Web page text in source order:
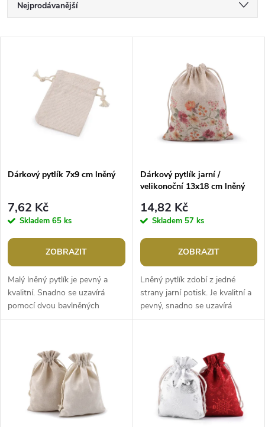
Ř
a
p
r
o
d
u
Nejprodávanější
Abecedně
s
p
r
o
d
u
Dárkový pytlík 7x9 cm lněný
7,62 Kč
Skladem 65 ks
ZOBRAZIT
Malý lněný pytlík je pevný a
kvalitní. Snadno se uzavírá
pomocí dvou bavlněných
stahovacích šňůrek. Po
Dárkový pytlík jarní /
velikonoční 13x18 cm lněný
14,82 Kč
Skladem 57 ks
ZOBRAZIT
Lněný pytlík zdobí z jedné
strany jarní potisk. Je kvalitní a
pevný, snadno se uzavírá
pomocí dvou stahovacích